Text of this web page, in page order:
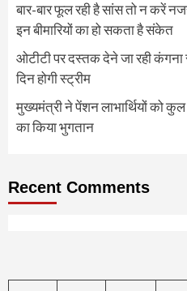
बार-बार फूल रही है सांस तो न
इन बीमारियों का हो सकता है संकेत
ओटीटी पर दस्तक देने जा रही कंगना
दिन होगी स्ट्रीम
मुख्यमंत्री ने पेंशन लाभार्थियों को
का किया भुगतान
Recent Comments